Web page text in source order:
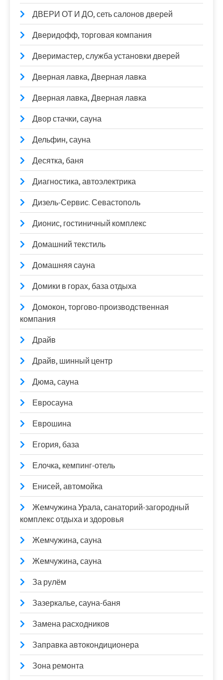
ДВЕРИ ОТ И ДО, сеть салонов дверей
Дверидофф, торговая компания
Дверимастер, служба установки дверей
Дверная лавка, Дверная лавка
Дверная лавка, Дверная лавка
Двор стачки, сауна
Дельфин, сауна
Десятка, баня
Диагностика, автоэлектрика
Дизель-Сервис. Севастополь
Дионис, гостиничный комплекс
Домашний текстиль
Домашняя сауна
Домики в горах, база отдыха
Домокон, торгово-производственная
компания
Драйв
Драйв, шинный центр
Дюма, сауна
Евросауна
Еврошина
Егория, база
Елочка, кемпинг-отель
Енисей, автомойка
Жемчужина Урала, санаторий-загородный
комплекс отдыха и здоровья
Жемчужина, сауна
Жемчужина, сауна
За рулём
Зазеркалье, сауна-баня
Замена расходников
Заправка автокондиционера
Зона ремонта